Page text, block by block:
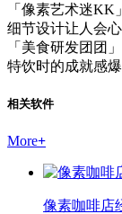
「像素艺术迷
细节设计让人会
「美食研发团团
特饮时的成就感
相关软件
More+
像素咖啡店